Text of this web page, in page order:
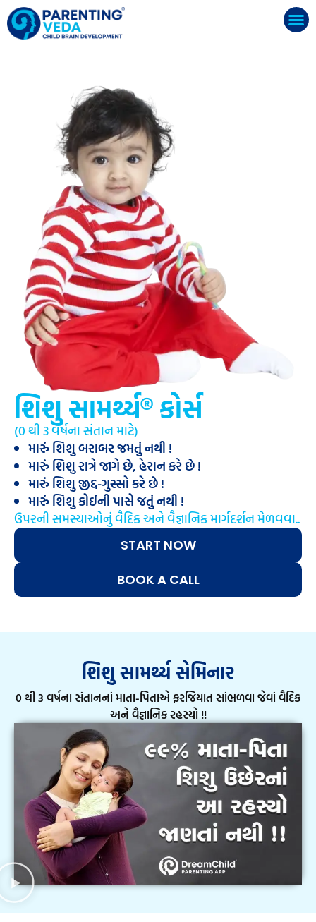
શિશુ સામર્થ્ય® કોર્સ
(0 થી 3 વર્ષના સંતાન માટે)
મારું શિશુ બરાબર જમતું નથી !
મારું શિશુ રાત્રે જાગે છે, હેરાન કરે છે !
મારું શિશુ જીદ્દ-ગુસ્સો કરે છે !
મારું શિશુ કોઈની પાસે જતું નથી !
ઉપરની સમસ્યાઓનું વૈદિક અને વૈજ્ઞાનિક માર્ગદર્શન મેળવવા..
START NOW
BOOK A CALL
શિશુ સામર્થ્ય સેમિનાર
0 થી 3 વર્ષના સંતાનનાં માતા-પિતાએ ફરજિયાત સાંભળવા જેવાં વૈદિક
અને વૈજ્ઞાનિક રહસ્યો !!